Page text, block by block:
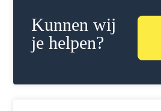
Kunnen wij
je helpen?